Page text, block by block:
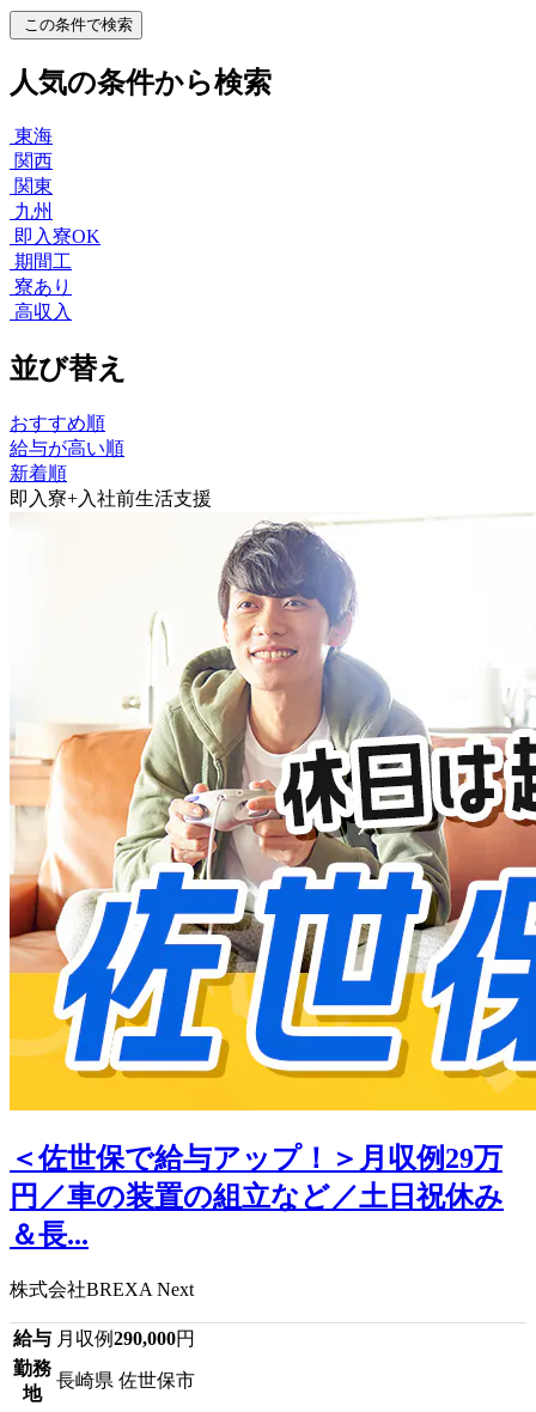
この条件で検索
人気の条件から検索
東海
関西
関東
九州
即入寮OK
期間工
寮あり
高収入
並び替え
おすすめ順
給与が高い順
新着順
即入寮+入社前生活支援
＜佐世保で給与アップ！＞月収例29万
円／車の装置の組立など／土日祝休み
＆長...
株式会社BREXA Next
給与 月収例290,000円
勤務
地
長崎県 佐世保市